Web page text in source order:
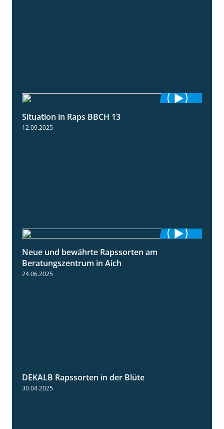
Situation in Raps BBCH 13
12.09.2025
Neue und bewährte Rapssorten am
Beratungszentrum in Aich
24.06.2025
DEKALB Rapssorten in der Blüte
30.04.2025